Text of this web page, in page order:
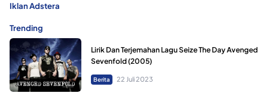
Iklan Adstera
Trending
Lirik Dan Terjemahan Lagu Seize The Day Avenged
Sevenfold (2005)
Berita 22 Juli 2023